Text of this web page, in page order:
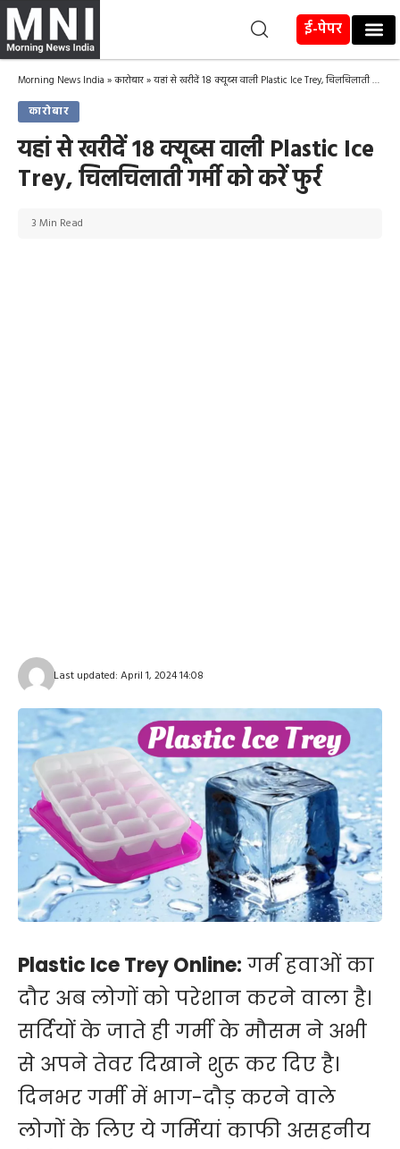
ई-पेपर
Morning News India »कारोबार»यहां से खरीदें 18 क्यूब्स वाली Plastic Ice Trey, चिलचिलाती गर्मी को करें फुर्र
कारोबार
यहां से खरीदें 18 क्यूब्स वाली Plastic Ice
Trey, चिलचिलाती गर्मी को करें फुर्र
Last updated: April 1, 2024 14:08
3 Min Read
Plastic Ice Trey Online: गर्म हवाओं का
दौर अब लोगों को परेशान करने वाला है।
सर्दियों के जाते ही गर्मी के मौसम ने अभी
से अपने तेवर दिखाने शुरू कर दिए है।
दिनभर गर्मी में भाग-दौड़ करने वाले
लोगों के लिए ये गर्मियां काफी असहनीय